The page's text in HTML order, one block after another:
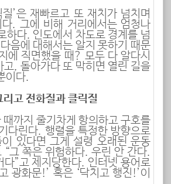
질’은 재빠르고 또 재치가 넘치며
. 그에 비해 거리에서는 엄청나
하다. 인도에서 차도로 경계를 넘
음에 대해서는 알지 못하기 때문
에 직면했을 때? 모두 다 알다시
고, 돌아가다 또 막히면 열린 길을
이다.
고 전화질과 클릭질
까지 줄기차게 항의하고 구호를
다린다. 행렬을 특정한 방향으로
있다면 그게 설령 오래된 운동
“그 쪽은 위험하다. 우린 안 간다.
다”고 제지당한다. 인터넷 용어로
광화문!’ 혹은 ‘닥치고 행진!’이